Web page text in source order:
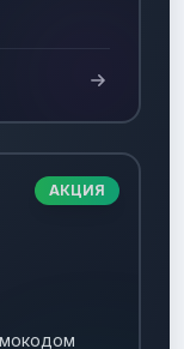
АКЦИЯ